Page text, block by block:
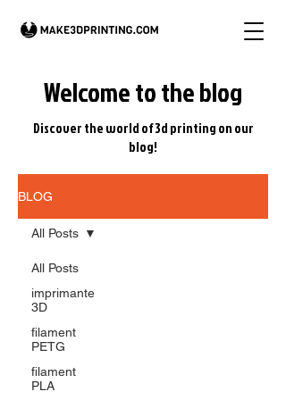
Welcome to the blog
Discover the world of 3d printing on our
blog!
BLOG
All Posts
imprimante
3D
filament
PETG
filament
PLA
All Posts